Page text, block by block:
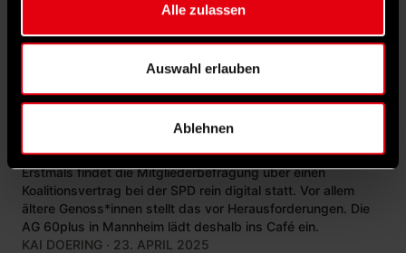
Alle zulassen
Auswahl erlauben
Ablehnen
©IMAGO/W2Art
PARTEILEBEN
SPD-Mitgliedervotum: Wie Genossen auch ohne
Internet abstimmen können
Erstmals findet die Mitgliederbefragung über einen
Koalitionsvertrag bei der SPD rein digital statt. Vor allem
ältere Genoss*innen stellt das vor Herausforderungen. Die
AG 60plus in Mannheim lädt deshalb ins Café ein.
KAI DOERING · 23. APRIL 2025